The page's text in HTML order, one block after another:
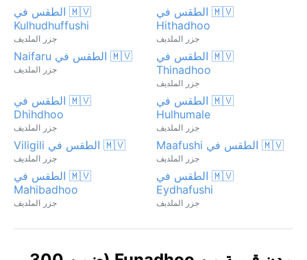
🇲🇻 الطقس في
Hithadhoo
جزر الملديف
🇲🇻 الطقس في
Kulhudhuffushi
جزر الملديف
🇲🇻 الطقس في
Thinadhoo
جزر الملديف
🇲🇻 الطقس في Naifaru
جزر الملديف
🇲🇻 الطقس في
Hulhumale
جزر الملديف
🇲🇻 الطقس في
Dhihdhoo
جزر الملديف
🇲🇻 الطقس في Maafushi
جزر الملديف
🇲🇻 الطقس في Viligili
جزر الملديف
🇲🇻 الطقس في
Eydhafushi
جزر الملديف
🇲🇻 الطقس في
Mahibadhoo
جزر الملديف